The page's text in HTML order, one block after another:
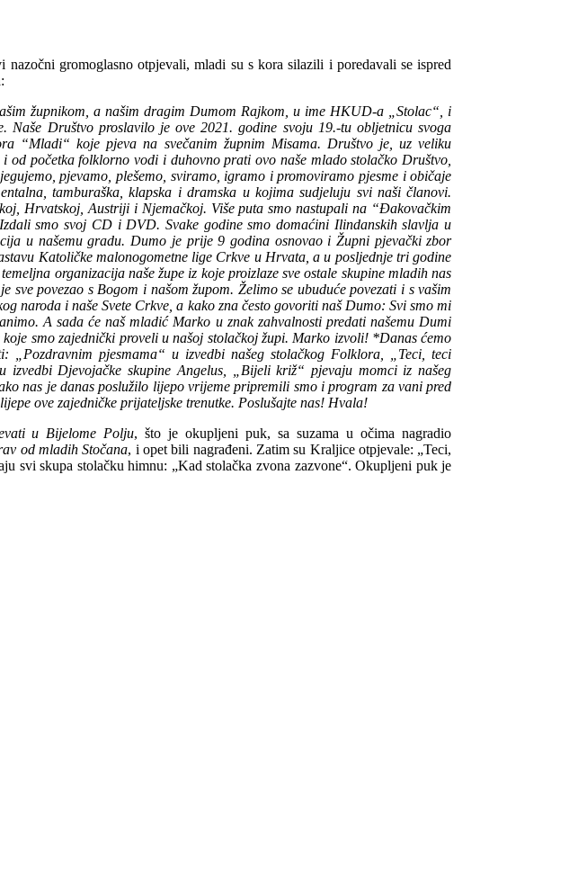
gromoglasno otpjevali, mladi su s kora silazili i poredavali se ispred
župnikom, a našim dragim Dumom Rajkom, u ime HKUD-a „Stolac“, i
Društvo proslavilo je ove 2021. godine svoju 19.-tu obljetnicu svoga
“Mladi“ koje pjeva na svečanim župnim Misama. Društvo je, uz veliku
od početka folklorno vodi i duhovno prati ovo naše mlado stolačko Društvo,
pjevamo, plešemo, sviramo, igramo i promoviramo pjesme i običaje
tamburaška, klapska i dramska u kojima sudjeluju svi naši članovi.
Hrvatskoj, Austriji i Njemačkoj. Više puta smo nastupali na “Đakovačkim
smo svoj CD i DVD. Svake godine smo domaćini Ilindanskih slavlja u
u našemu gradu. Dumo je prije 9 godina osnovao i Župni pjevački zbor
Katoličke malonogometne lige Crkve u Hrvata, a u posljednje tri godine
organizacija naše župe iz koje proizlaze sve ostale skupine mladih nas
povezao s Bogom i našom župom. Želimo se ubuduće povezati i s vašim
naroda i naše Svete Crkve, a kako zna često govoriti naš Dumo: Svi smo mi
A sada će naš mladić Marko u znak zahvalnosti predati našemu Dumi
smo zajednički proveli u našoj stolačkoj župi. Marko izvoli! *Danas ćemo
„Pozdravnim pjesmama“ u izvedbi našeg stolačkog Folklora, „Teci, teci
Djevojačke skupine Angelus, „Bijeli križ“ pjevaju momci iz našeg
nas je danas poslužilo lijepo vrijeme pripremili smo i program za vani pred
ove zajedničke prijateljske trenutke. Poslušajte nas! Hvala!
u Bijelome Polju, što je okupljeni puk, sa suzama u očima nagradio
od mladih Stočana, i opet bili nagrađeni. Zatim su Kraljice otpjevale: „Teci,
svi skupa stolačku himnu: „Kad stolačka zvona zazvone“. Okupljeni puk je